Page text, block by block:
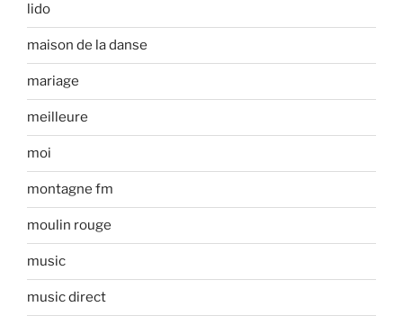
lido
maison de la danse
mariage
meilleure
moi
montagne fm
moulin rouge
music
music direct